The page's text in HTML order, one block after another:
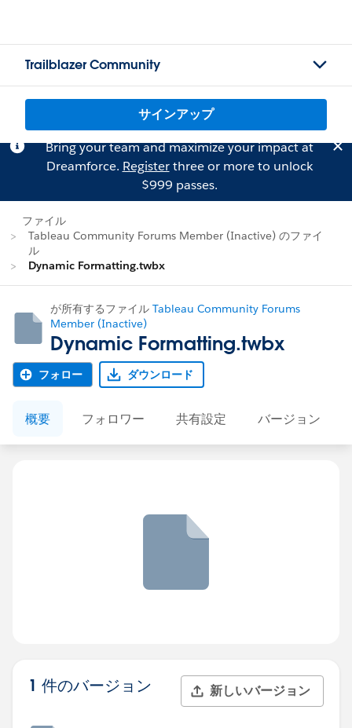
Trailblazer Community
サインアップ
Bring your team and maximize your impact at
Dreamforce. Registerthree or more to unlock
$999 passes.
ファイル
Tableau Community Forums Member (Inactive) のファイ
ル
Dynamic Formatting.twbx
が所有するファイル Tableau Community Forums
Member (Inactive)
Dynamic Formatting.twbx
フォロー ダウンロード
概要 フォロワー 共有設定 バージョン
1 件のバージョン 新しいバージョン